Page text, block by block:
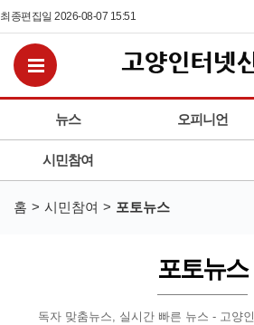
최종편집일 2026-08-07 15:51
뉴스 오피니언
시민참여
전체메뉴보기
홈 시민참여 포토뉴스
포토뉴스
독자 맞춤뉴스, 실시간 빠른 뉴스 - 고양